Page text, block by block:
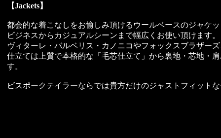
【Jackets】
都会的な着こなしをお愉しみ頂けるウールベースのジャケ
ビジネスからカジュアルシーンまで幅広くお使い頂けます。
ヴィターレ・バルベリス・カノニコやフォックスブラザー
仕立ては上質で本格的な「毛芯仕立て」から裏地・芯地・
す。
ビスポークテイラーならでは貴方だけのジャストフィット